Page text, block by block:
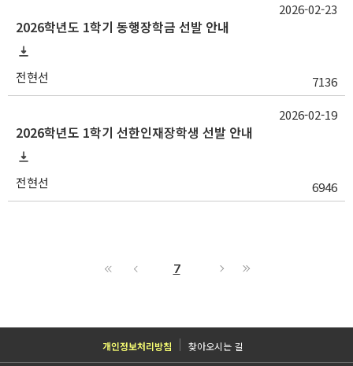
2026학년도 1학기 동행장학금 선발 안내
전현선 7136
2026-02-23
2026학년도 1학기 선한인재장학생 선발 안내
전현선 6946
2026-02-19
7
개인정보처리방침 찾아오시는 길